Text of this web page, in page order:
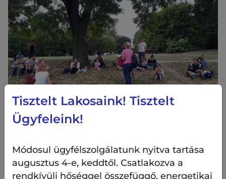
Legközelebb november 18-án, szombat délelőtt
ruhába öltözött” Harang-völgyet fognak majd
meglátogatni az érdeklődők.
Tisztelt Lakosaink! Tisztelt
Ügyfeleink!
Módosul ügyfélszolgálatunk nyitva tartása
augusztus 4-e, keddtől. Csatlakozva a
rendkívüli hőséggel összefüggő, energetikai